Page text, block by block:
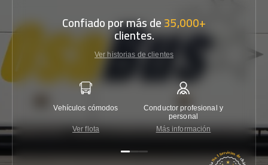
Confiado por más de35,000+
clientes.
Ver historias de clientes
Vehículos cómodos
Ver flota
Conductor profesional y
personal
Más información